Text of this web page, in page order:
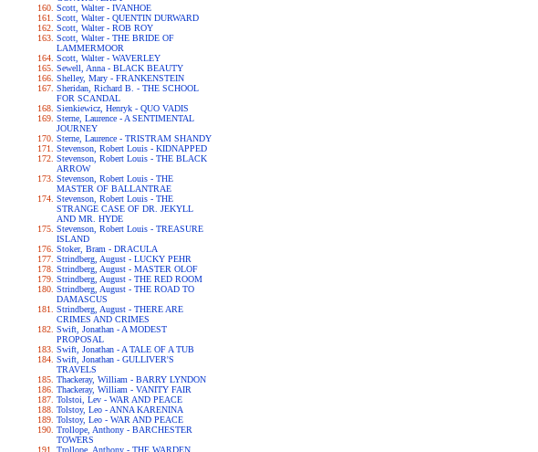
Scott, Walter - IVANHOE
Scott, Walter - QUENTIN DURWARD
Scott, Walter - ROB ROY
Scott, Walter - THE BRIDE OF
LAMMERMOOR
Scott, Walter - WAVERLEY
Sewell, Anna - BLACK BEAUTY
Shelley, Mary - FRANKENSTEIN
Sheridan, Richard B. - THE SCHOOL
FOR SCANDAL
Sienkiewicz, Henryk - QUO VADIS
Sterne, Laurence - A SENTIMENTAL
JOURNEY
Sterne, Laurence - TRISTRAM SHANDY
Stevenson, Robert Louis - KIDNAPPED
Stevenson, Robert Louis - THE BLACK
ARROW
Stevenson, Robert Louis - THE
MASTER OF BALLANTRAE
Stevenson, Robert Louis - THE
STRANGE CASE OF DR. JEKYLL
AND MR. HYDE
Stevenson, Robert Louis - TREASURE
ISLAND
Stoker, Bram - DRACULA
Strindberg, August - LUCKY PEHR
Strindberg, August - MASTER OLOF
Strindberg, August - THE RED ROOM
Strindberg, August - THE ROAD TO
DAMASCUS
Strindberg, August - THERE ARE
CRIMES AND CRIMES
Swift, Jonathan - A MODEST
PROPOSAL
Swift, Jonathan - A TALE OF A TUB
Swift, Jonathan - GULLIVER'S
TRAVELS
Thackeray, William - BARRY LYNDON
Thackeray, William - VANITY FAIR
Tolstoi, Lev - WAR AND PEACE
Tolstoy, Leo - ANNA KARENINA
Tolstoy, Leo - WAR AND PEACE
Trollope, Anthony - BARCHESTER
TOWERS
Trollope, Anthony - THE WARDEN